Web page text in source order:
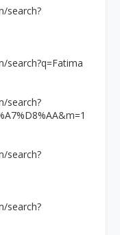
search?
search?q=Fatima
search?
search?
search?